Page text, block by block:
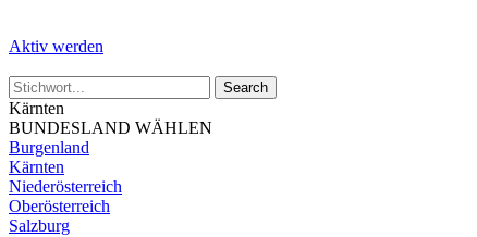
Aktiv werden
Kärnten
BUNDESLAND WÄHLEN
Burgenland
Kärnten
Niederösterreich
Oberösterreich
Salzburg